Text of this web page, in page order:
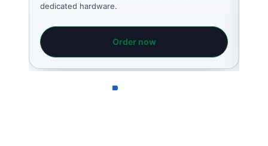
dedicated hardware.
Order now